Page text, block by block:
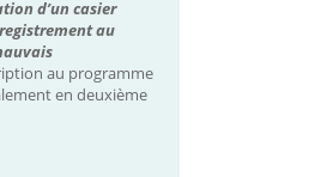
d’un casier
au
au programme
en deuxième